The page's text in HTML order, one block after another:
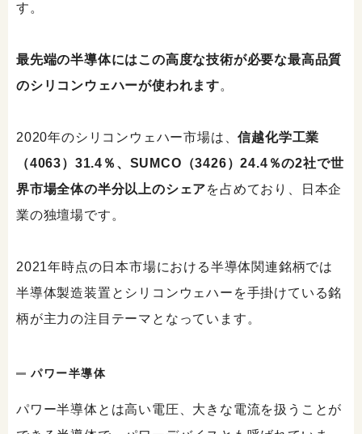
す。
最先端の半導体にはこの高度な技術が必要な最高品質
のシリコンウェハーが使われます。
2020年のシリコンウェハー市場は、信越化学工業
（4063）31.4％、SUMCO（3426）24.4％の2社で世
界市場全体の半分以上のシェアを占めており、日本企
業の独壇場です。
2021年時点の日本市場における半導体関連銘柄では
半導体製造装置とシリコンウェハーを手掛けている銘
柄が主力の注目テーマとなっています。
パワー半導体
パワー半導体とは高い電圧、大きな電流を扱うことが